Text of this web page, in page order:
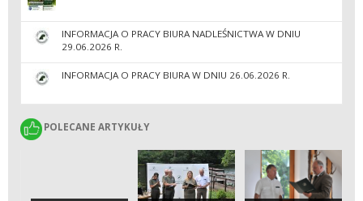
INFORMACJA O PRACY BIURA NADLEŚNICTWA W DNIU
29.06.2026 R.
INFORMACJA O PRACY BIURA W DNIU 26.06.2026 R.
POLECANE ARTYKUŁY
POLECANE ARTYKUŁY